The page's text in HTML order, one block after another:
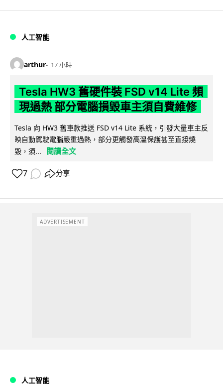
人工智能
arthur 17 小時
Tesla HW3 舊硬件裝 FSD v14 Lite 頻
現過熱 部分電腦損毀車主須自費維修
Tesla 向 HW3 舊車款推送 FSD v14 Lite 系統，引發大量車主反
映自動駕駛電腦嚴重過熱，部分更觸發高溫保護甚至直接燒
毀，須...
閱讀全文
7 分享
ADVERTISEMENT
人工智能